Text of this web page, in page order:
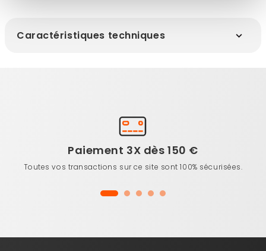
Caractéristiques techniques
Paiement 3X dès 150 €
Toutes vos transactions sur ce site sont 100% sécurisées.